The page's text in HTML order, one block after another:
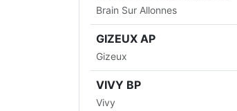
Brain Sur Allonnes
GIZEUX AP
Gizeux
VIVY BP
Vivy